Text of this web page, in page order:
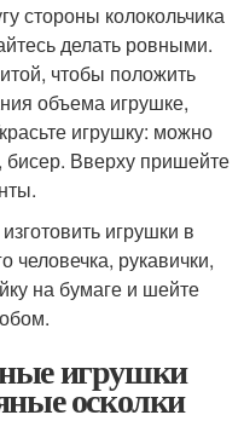
стороны колокольчика
делать ровными.
чтобы положить
объема игрушке,
игрушку: можно
бисер. Вверху пришейте
игрушки в
человечка, рукавички,
на бумаге и шейте
игрушки
осколки